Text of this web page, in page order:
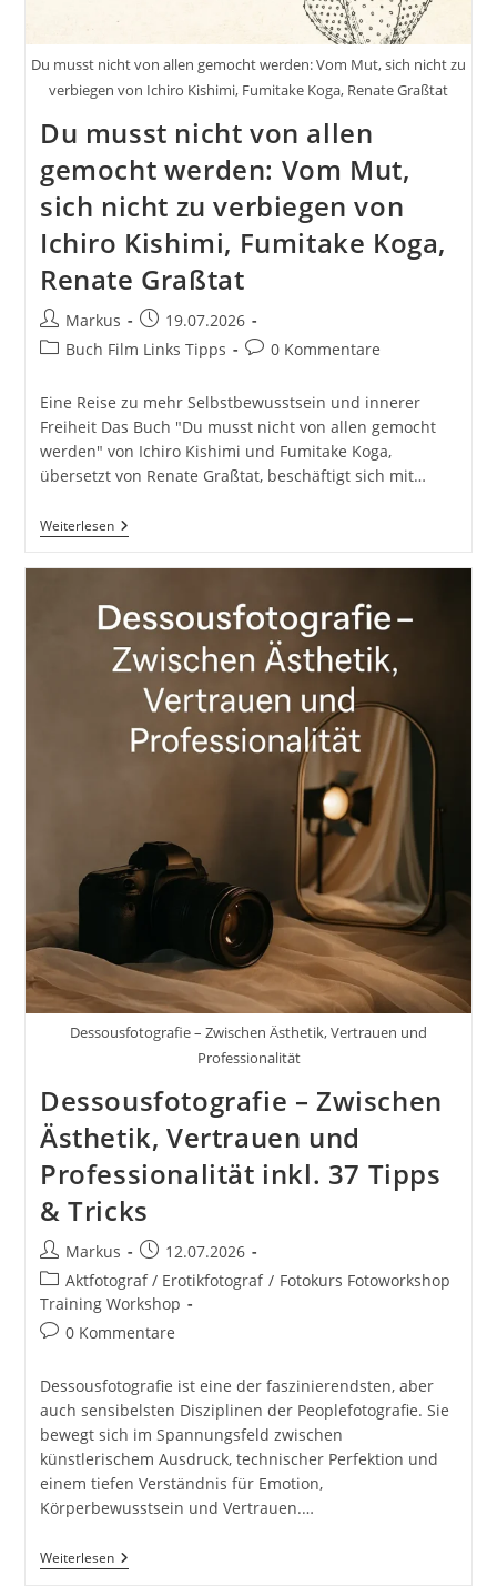
Du musst nicht von allen gemocht werden: Vom Mut, sich nicht zu
verbiegen von Ichiro Kishimi, Fumitake Koga, Renate Graßtat
Du musst nicht von allen
gemocht werden: Vom Mut,
sich nicht zu verbiegen von
Ichiro Kishimi, Fumitake Koga,
Renate Graßtat
Beitrags-
Autor:
Markus
Beitrag
veröffentlicht:
19.07.2026
Beitrags-
Buch Film Links Tipps
Beitrags-
0 Kommentare
Eine Reise zu mehr Selbstbewusstsein und innerer
Freiheit Das Buch "Du musst nicht von allen gemocht
werden" von Ichiro Kishimi und Fumitake Koga,
übersetzt von Renate Graßtat, beschäftigt sich mit…
WeiterlesenDu
Musst
Gemocht
Werden:
Vom
Mut,
Sich
Nicht
Verbiegen
Von
Renate
Graßtat
Dessousfotografie – Zwischen Ästhetik, Vertrauen und
Professionalität
Dessousfotografie – Zwischen
Ästhetik, Vertrauen und
Professionalität inkl. 37 Tipps
& Tricks
Beitrags-
Autor:
Markus
Beitrag
veröffentlicht:
12.07.2026
Beitrags-
Kategorie:
Aktfotograf / Erotikfotograf / Fotokurs Fotoworkshop
Training Workshop
Beitrags-
0 Kommentare
Dessousfotografie ist eine der faszinierendsten, aber
auch sensibelsten Disziplinen der Peoplefotografie. Sie
bewegt sich im Spannungsfeld zwischen
künstlerischem Ausdruck, technischer Perfektion und
einem tiefen Verständnis für Emotion,
Körperbewusstsein und Vertrauen.…
WeiterlesenDessousfotografie
–